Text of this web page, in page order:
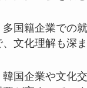
：国際ビジネス
ネス：グローバ
戦略を学び、実
ションスキル